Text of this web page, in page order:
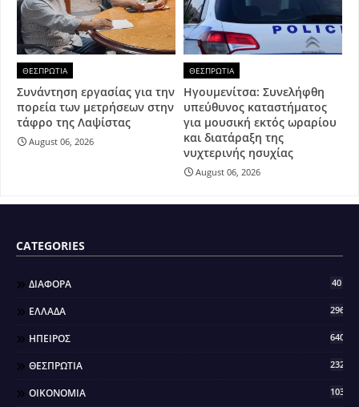
ΘΕΣΠΡΩΤΙΑ
Συνάντηση εργασίας για την
πορεία των μετρήσεων στην
τάφρο της Λαψίστας
August 06, 2026
ΘΕΣΠΡΩΤΙΑ
Ηγουμενίτσα: Συνελήφθη
υπεύθυνος καταστήματος
για μουσική εκτός ωραρίου
και διατάραξη της
νυχτερινής ησυχίας
August 06, 2026
CATEGORIES
ΔΙΑΦΟΡΑ 40
ΕΛΛΑΔΑ 296
ΗΠΕΙΡΟΣ 640
ΘΕΣΠΡΩΤΙΑ 2321
ΟΙΚΟΝΟΜΙΑ 103